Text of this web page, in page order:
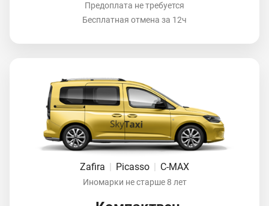
Предоплата не требуется
Бесплатная отмена за 12ч
Zafira | Picasso | C-MAX
Иномарки не старше 8 лет